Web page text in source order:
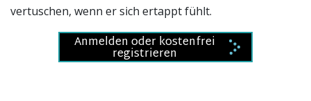
vertuschen, wenn er sich ertappt fühlt.
Anmelden oder kostenfrei
registrieren